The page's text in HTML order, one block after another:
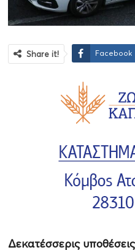
Share it! Facebook
Δεκατέσσερις